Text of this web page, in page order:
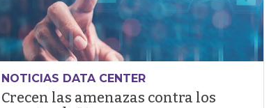
NOTICIAS DATA CENTER
Crecen las amenazas contra los